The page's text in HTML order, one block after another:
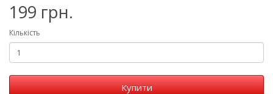
199 грн.
Кількість
Купити